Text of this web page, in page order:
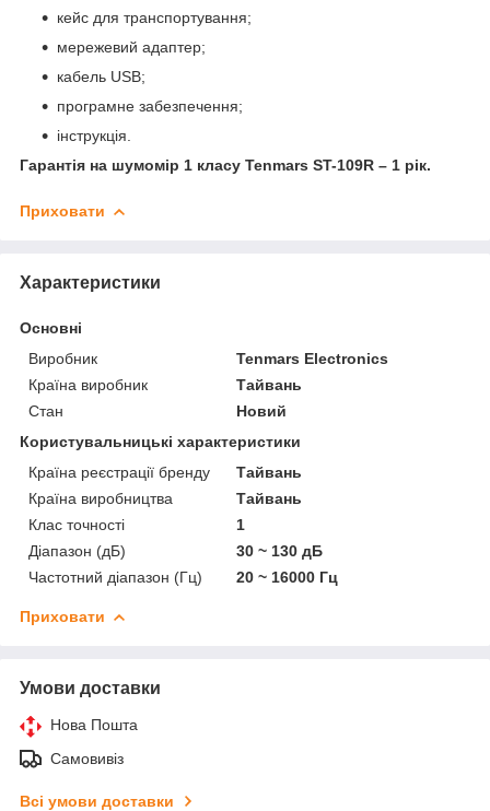
кейс для транспортування;
мережевий адаптер;
кабель USB;
програмне забезпечення;
інструкція.
Гарантія на шумомір 1 класу Tenmars ST-109R – 1 рік.
Приховати
Характеристики
Основні
Виробник
Tenmars Electronics
Країна виробник
Тайвань
Стан
Новий
Користувальницькі характеристики
Країна реєстрації бренду
Тайвань
Країна виробництва
Тайвань
Клас точності
1
Діапазон (дБ)
30 ~ 130 дБ
Частотний діапазон (Гц)
20 ~ 16000 Гц
Приховати
Умови доставки
Нова Пошта
Самовивіз
Всі умови доставки